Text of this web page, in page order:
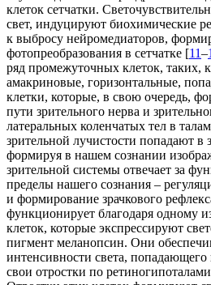
клеток сетчатки.
свет, индуцируют биохимические
к выбросу нейромедиаторов,
фотопреобразования в сетчатке [11–
ряд промежуточных клеток, таких,
амакриновые, горизонтальные,
клетки, которые, в свою очередь,
пути зрительного нерва и
латеральных коленчатых тел в
зрительной лучистости попадают в
формируя в нашем сознании
зрительной системы отвечает за
пределы нашего сознания –
и формирование зрачкового
функционирует благодаря одному
клеток, которые экспрессируют
пигмент меланопсин. Они
интенсивности света, попадающего
свои отростки по